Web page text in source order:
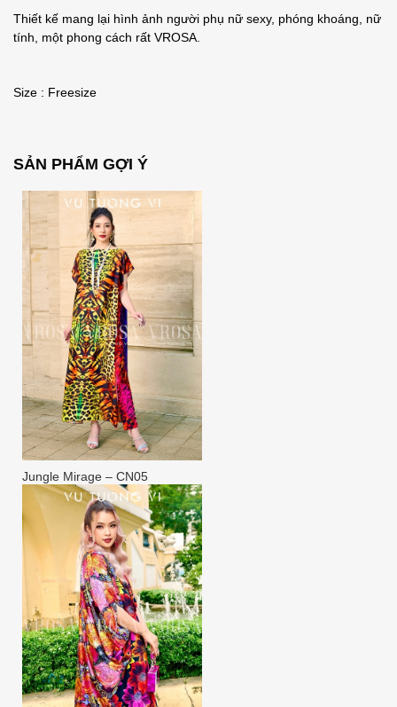
Thiết kế mang lại hình ảnh người phụ nữ sexy, phóng khoáng, nữ
tính, một phong cách rất VROSA.
Size : Freesize
SẢN PHẨM GỢI Ý
Jungle Mirage – CN05